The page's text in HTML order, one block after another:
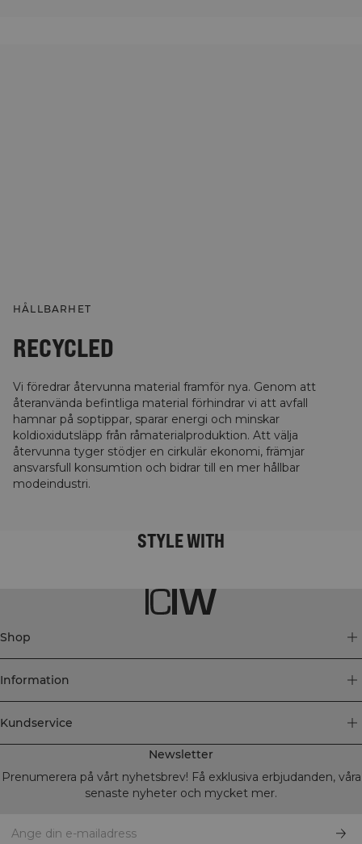
HÅLLBARHET
RECYCLED
Vi föredrar återvunna material framför nya. Genom att
återanvända befintliga material förhindrar vi att avfall
hamnar på soptippar, sparar energi och minskar
koldioxidutsläpp från råmaterialproduktion. Att välja
återvunna tyger stödjer en cirkulär ekonomi, främjar
ansvarsfull konsumtion och bidrar till en mer hållbar
modeindustri.
STYLE WITH
Shop
Information
Kundservice
Newsletter
Prenumerera på vårt nyhetsbrev! Få exklusiva erbjudanden, våra
senaste nyheter och mycket mer.